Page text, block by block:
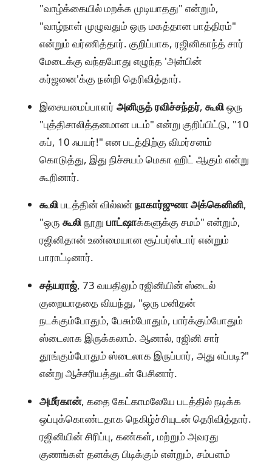
"வாழ்க்கையில் மறக்க முடியாதது" என்றும்,
"வாழ்நாள் முழுவதும் ஒரு மகத்தான பாத்திரம்"
என்றும் வர்ணித்தார். குறிப்பாக, ரஜினிகாந்த் சார்
மேடைக்கு வந்தபோது எழுந்த 'அன்பின்
கர்ஜனை'க்கு நன்றி தெரிவித்தார்.
இசையமைப்பாளர் அனிருத் ரவிச்சந்தர், கூலிஒரு
"புத்திசாலித்தனமான படம்" என்று குறிப்பிட்டு, "10
கப், 10 ஃபயர்!" என படத்திற்கு விமர்சனம்
கொடுத்து, இது நிச்சயம் மெகா ஹிட் ஆகும் என்று
கூறினார்.
கூலிபடத்தின் வில்லன்நாகார்ஜுனா அக்கெனினி,
"ஒரு கூலி நூறு பாட்ஷாக்களுக்கு சமம்" என்றும்,
ரஜினிதான் உண்மையான சூப்பர்ஸ்டார் என்றும்
பாராட்டினார்.
சத்யராஜ், 73 வயதிலும் ரஜினியின் ஸ்டைல்
குறையாததை வியந்து, "ஒரு மனிதன்
நடக்கும்போதும், பேசும்போதும், பார்க்கும்போதும்
ஸ்டைலாக இருக்கலாம். ஆனால், ரஜினி சார்
தூங்கும்போதும் ஸ்டைலாக இருப்பார், அது எப்படி?"
என்று ஆச்சரியத்துடன் பேசினார்.
அமீர்கான், கதை கேட்காமலேயே படத்தில் நடிக்க
ஒப்புக்கொண்டதாக நெகிழ்ச்சியுடன் தெரிவித்தார்.
ரஜினியின் சிரிப்பு, கண்கள், மற்றும் அவரது
குணங்கள் தனக்கு பிடிக்கும் என்றும், சம்பளம்